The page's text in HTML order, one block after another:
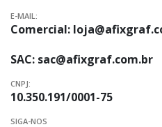
E-MAIL:
Comercial:
SAC: sac@afixgraf.com.br
CNPJ:
10.350.191/0001-75
SIGA-NOS